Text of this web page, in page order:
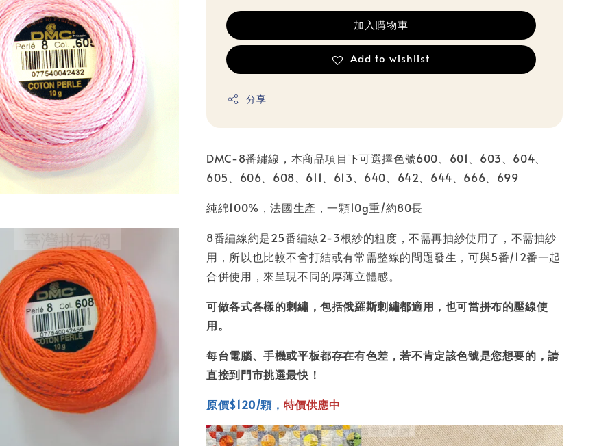
加入購物車
Add to wishlist
分享
DMC-8番繡線，本商品項目下可選擇色號600、601、603、604、
605、606、608、611、613、640、642、644、666、699
純綿100%，法國生產，一顆10g重/約80長
8番繡線約是25番繡線2-3根紗的粗度，不需再抽紗使用了，不需抽紗
用，所以也比較不會打結或有常需整線的問題發生，可與5番/12番一起
合併使用，來呈現不同的厚薄立體感。
可做各式各樣的刺繡，包括俄羅斯刺繡都適用，也可當拼布的壓線使
用。
每台電腦、手機或平板都存在有色差，若不肯定該色號是您想要的，請
直接到門市挑選最快！
原價$120/顆， 特價供應中